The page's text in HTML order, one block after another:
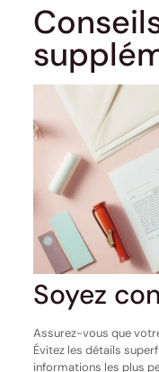
Soyez
Assurez-vous que
Évitez les détails
informations les plus